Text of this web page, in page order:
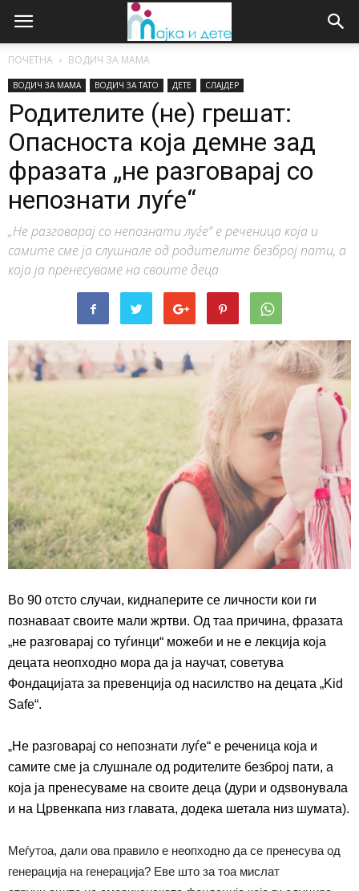
ПОЧЕТНА ВОДИЧ ЗА МАМА
ВОДИЧ ЗА МАМА ВОДИЧ ЗА ТАТО ДЕТЕ СЛАЈДЕР
Родителите (не) грешат:
Опасноста која демне зад
фразата „не разговарај со
непознати луѓе“
„Не разговарај со непознати луѓе“ е реченица која и
самите сме ја слушнале од родителите безброј пати, а
која ја пренесуваме на своите деца
Во 90 отсто случаи, киднаперите се личности кои ги
познаваат своите мали жртви. Од таа причина, фразата
„не разговарај со туѓинци“ можеби и не е лекција која
децата неопходно мора да ја научат, советува
Фондацијата за превенција од насилство на децата „Kid
Safe“.
„Не разговарај со непознати луѓе“ е реченица која и
самите сме ја слушнале од родителите безброј пати, а
која ја пренесуваме на своите деца (дури и одѕвонувала
и на Црвенкапа низ главата, додека шетала низ шумата).
Меѓутоа, дали ова правило е неопходно да се пренесува од
генерација на генерација? Еве што за тоа мислат